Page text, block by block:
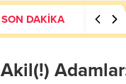
SON DAKİKA
Akil(!)